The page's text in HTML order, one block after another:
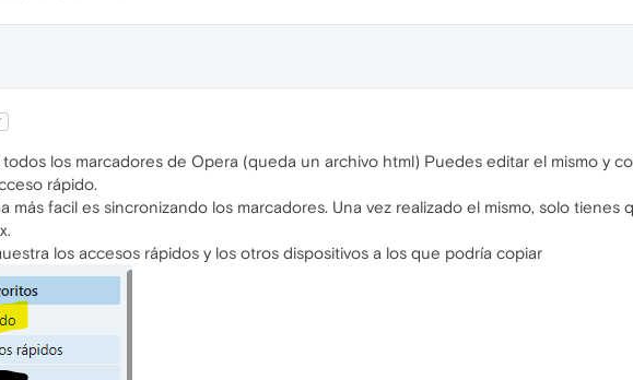
todos los marcadores de Opera (queda un archivo html) Puedes editar el mismo y
rápido.
más facil es sincronizando los marcadores. Una vez realizado el mismo, solo
los accesos rápidos y los otros dispositivos a los que podría copiar